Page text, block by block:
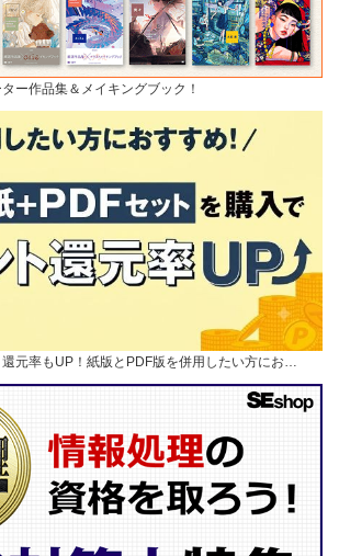
ー作品集＆メイキングブック！
還元率もUP！紙版とPDF版を併用したい方にお…